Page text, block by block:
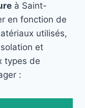
à Saint-
en fonction de
utilisés,
et
types de
: